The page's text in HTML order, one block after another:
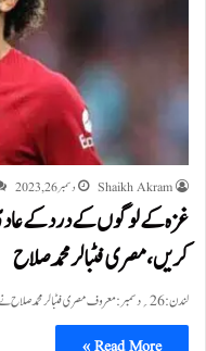
Shaikh Akram دسمبر 26, 2023
غزہ کے لوگوں کے درد کے
کریں،مصری فٹبالر محمد صلاح
لندن:26؍دسمبر:معروف مصری فٹبالر محمد صلاح نے غزہ کی صورتحال پر انتہائی دکھ کا اظہار کرتے ہوئے لوگوں کو کہا غزہ…
Read More »